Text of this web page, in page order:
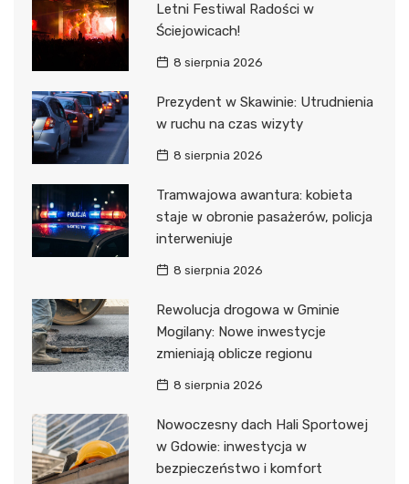
Letni Festiwal Radości w
Ściejowicach!
8 sierpnia 2026
Prezydent w Skawinie: Utrudnienia
w ruchu na czas wizyty
8 sierpnia 2026
Tramwajowa awantura: kobieta
staje w obronie pasażerów, policja
interweniuje
8 sierpnia 2026
Rewolucja drogowa w Gminie
Mogilany: Nowe inwestycje
zmieniają oblicze regionu
8 sierpnia 2026
Nowoczesny dach Hali Sportowej
w Gdowie: inwestycja w
bezpieczeństwo i komfort